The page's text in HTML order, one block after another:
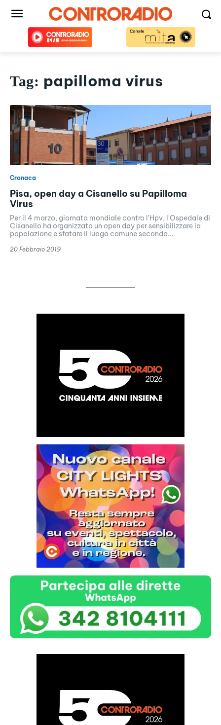
Tag: papilloma virus
Cronaca
Pisa, open day a Cisanello su Papilloma
Virus
Per il 4 marzo, giornata mondiale contro l'Hpv, l'Ospedale di
Cisanello ha organizzato un open day per sensibilizzare la
popolazione e sfatare il luogo comune secondo...
20 Febbraio 2019